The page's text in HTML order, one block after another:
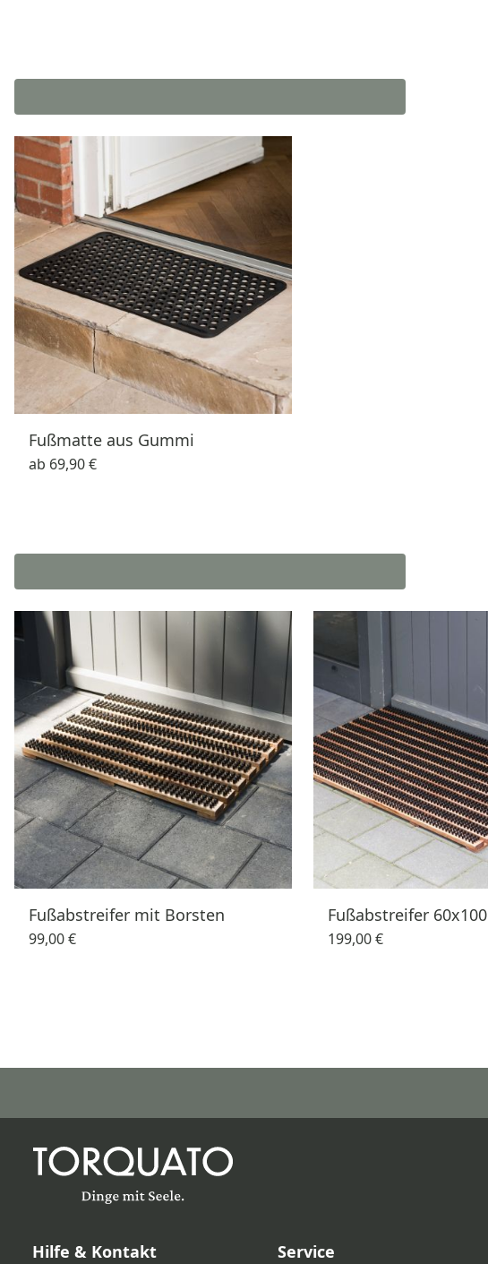
Fußmatte aus Gummi
ab 69,90 €
Fußabstreifer mit Borsten
99,00 €
Fußabstreifer 60x100
199,00 €
Hilfe & Kontakt Service